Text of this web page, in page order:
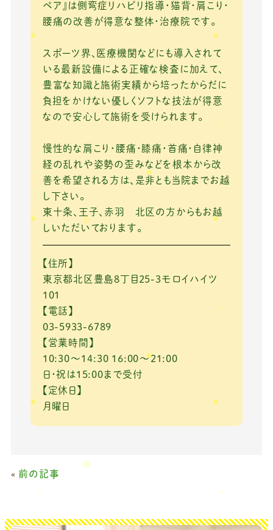
o
k
ペア』は側弯症リハビリ指導・猫背・肩こり・
腰痛の改善が得意な整体・治療院です。
スポーツ界、医療機関などにも導入されて
いる最新設備による正確な検査に加えて、
豊富な知識と施術実績から培ったからだに
負担をかけない優しくソフトな技法が得意
なので安心して施術を受けられます。
慢性的な肩こり・腰痛・膝痛・首痛・自律神
経の乱れや姿勢の歪みなどを根本から改
善を希望される方は、是非とも当院までお越
し下さい。
東十条、王子、赤羽 北区の方からもお越
しいただいております。
【住所】
東京都北区豊島8丁目25-3モロイハイツ
101
【電話】
03-5933-6789
【営業時間】
10:30～14:30 16:00～21:00
日・祝は15:00まで受付
【定休日】
月曜日
« 前の記事